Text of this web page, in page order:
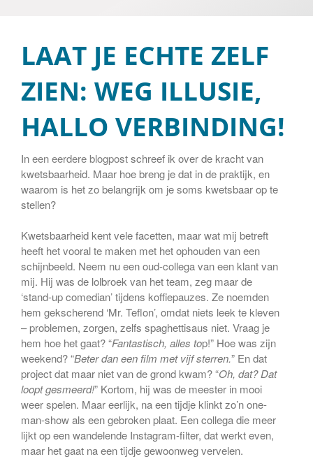
LAAT JE ECHTE ZELF
ZIEN: WEG ILLUSIE,
HALLO VERBINDING!
Ineen eerdere blogpostschreef ik over de kracht van
kwetsbaarheid. Maar hoe breng je dat in de praktijk, en
waarom is het zo belangrijk om je soms kwetsbaar op te
stellen?
Kwetsbaarheid kent vele facetten, maar wat mij betreft
heeft het vooral te maken met het ophouden van een
schijnbeeld. Neem nu een oud-collega van een klant van
mij. Hij was de lolbroek van het team, zeg maar de
‘stand-up comedian’ tijdens koffiepauzes. Ze noemden
hem gekscherend ‘Mr. Teflon’, omdat niets leek te kleven
– problemen, zorgen, zelfs spaghettisaus niet. Vraag je
hem hoe het gaat? “Fantastisch, alles top!” Hoe was zijn
weekend? “Beter dan een film met vijf sterren.” En dat
project dat maar niet van de grond kwam? “Oh, dat? Dat
loopt gesmeerd!” Kortom, hij was de meester in mooi
weer spelen. Maar eerlijk, na een tijdje klinkt zo’n one-
man-show als een gebroken plaat. Een collega die meer
lijkt op een wandelende Instagram-filter, dat werkt even,
maar het gaat na een tijdje gewoonweg vervelen.